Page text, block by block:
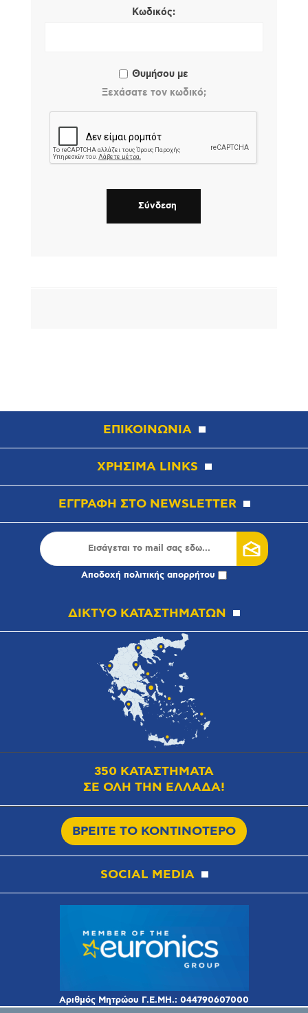
Κωδικός:
Θυμήσου με
Ξεχάσατε τον κωδικό;
ΕΠΙΚΟΙΝΩΝΙΑ
ΧΡΗΣΙΜΑ LINKS
ΕΓΓΡΑΦΗ ΣΤΟ NEWSLETTER
Αποδοχή πολιτικής απορρήτου
ΔΙΚΤΥΟ ΚΑΤΑΣΤΗΜΑΤΩΝ
350 ΚΑΤΑΣΤΗΜΑΤΑ
ΣΕ ΟΛΗ ΤΗΝ ΕΛΛΑΔΑ!
ΒΡΕΙΤΕ ΤΟ ΚΟΝΤΙΝΟΤΕΡΟ
SOCIAL MEDIA